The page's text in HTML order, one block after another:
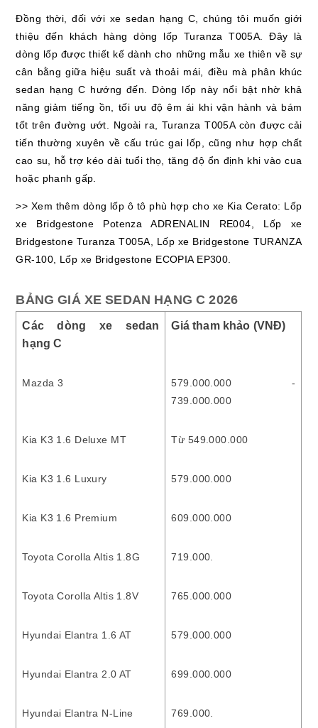
Đồng thời, đối với xe sedan hạng C, chúng tôi muốn giới
thiệu đến khách hàng dòng lốp Turanza T005A. Đây là
dòng lốp được thiết kế dành cho những mẫu xe thiên về sự
cân bằng giữa hiệu suất và thoải mái, điều mà phân khúc
sedan hạng C hướng đến. Dòng lốp này nổi bật nhờ khả
năng giảm tiếng ồn, tối ưu độ êm ái khi vận hành và bám
tốt trên đường ướt. Ngoài ra, Turanza T005A còn được cải
tiến thường xuyên về cấu trúc gai lốp, cũng như hợp chất
cao su, hỗ trợ kéo dài tuổi thọ, tăng độ ổn định khi vào cua
hoặc phanh gấp.
>> Xem thêm dòng lốp ô tô phù hợp cho xe Kia Cerato: Lốp
xe Bridgestone Potenza ADRENALIN RE004, Lốp xe
Bridgestone Turanza T005A, Lốp xe Bridgestone TURANZA
GR-100, Lốp xe Bridgestone ECOPIA EP300.
BẢNG GIÁ XE SEDAN HẠNG C 2026
Các dòng xe sedan
hạng C
Giá tham khảo (VNĐ)
Mazda 3
579.000.000 -
739.000.000
Kia K3 1.6 Deluxe MT Từ 549.000.000
Kia K3 1.6 Luxury 579.000.000
Kia K3 1.6 Premium 609.000.000
Toyota Corolla Altis 1.8G 719.000.
Toyota Corolla Altis 1.8V 765.000.000
Hyundai Elantra 1.6 AT 579.000.000
Hyundai Elantra 2.0 AT 699.000.000
Hyundai Elantra N-Line 769.000.